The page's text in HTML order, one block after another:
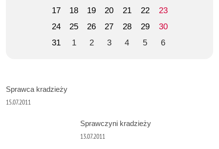
17
18 19 20 21 22
23
24
25 26 27 28 29
30
31
1 2 3 4 5 6
Sprawca kradzieży
15.07.2011
Sprawczyni kradzieży
13.07.2011